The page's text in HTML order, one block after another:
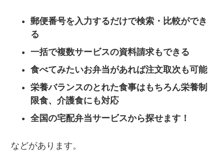
郵便番号を入力するだけで検索・比較ができ
る
一括で複数サービスの資料請求もできる
食べてみたいお弁当があれば注文取次も可能
栄養バランスのとれた食事はもちろん栄養制
限食、介護食にも対応
全国の宅配弁当サービスから探せます！
などがあります。